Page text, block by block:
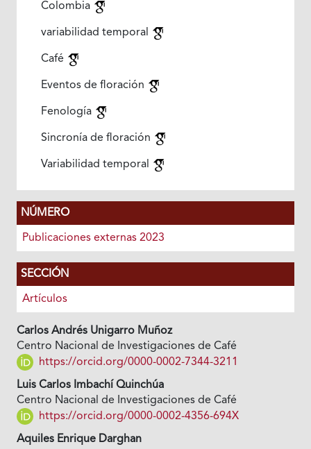
Colombia
variabilidad temporal
Café
Eventos de floración
Fenología
Sincronía de floración
Variabilidad temporal
NÚMERO
Publicaciones externas 2023
SECCIÓN
Artículos
Carlos Andrés Unigarro Muñoz
Centro Nacional de Investigaciones de Café
https://orcid.org/0000-0002-7344-3211
Luis Carlos Imbachí Quinchúa
Centro Nacional de Investigaciones de Café
https://orcid.org/0000-0002-4356-694X
Aquiles Enrique Darghan